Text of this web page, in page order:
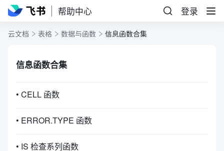
帮助中心 登录
云文档 表格 数据与函数 信息函数合集
信息函数合集
• CELL 函数
• ERROR.TYPE 函数
• IS 检查系列函数